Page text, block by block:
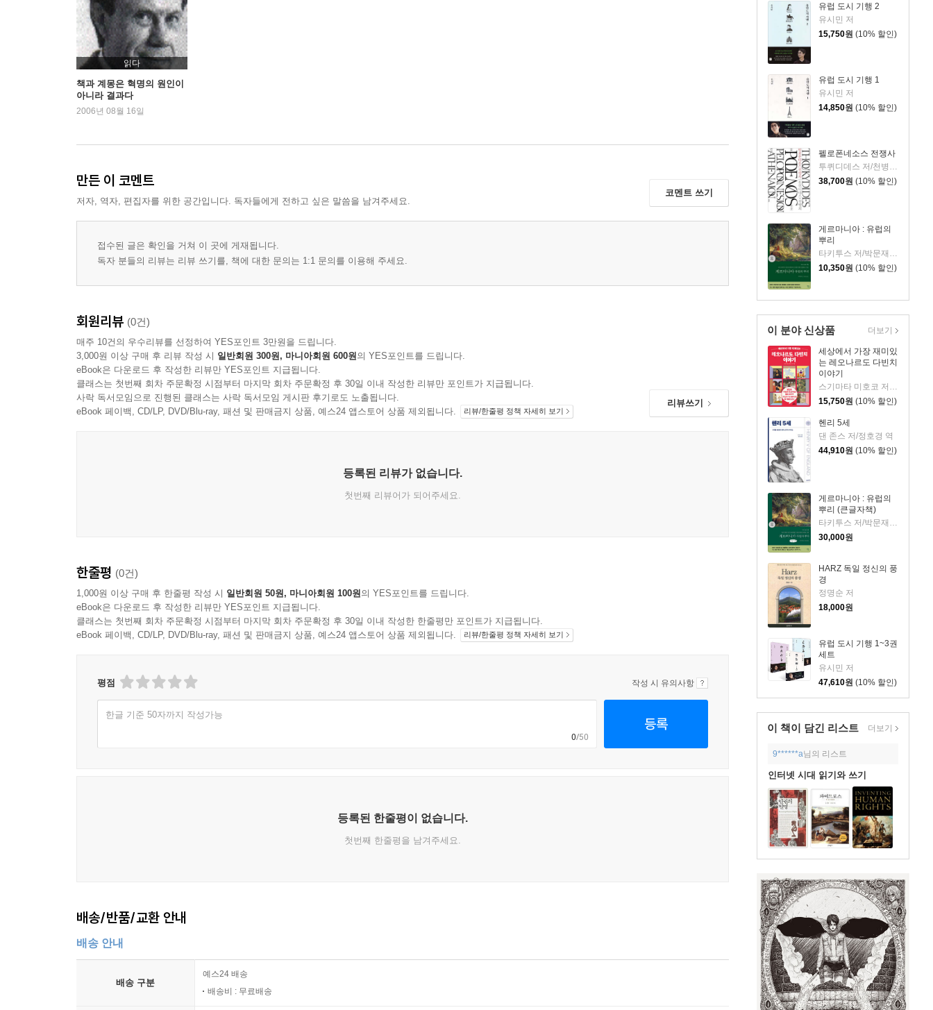
유럽 도시 기행 2
유시민 저
15,750원 (10% 할인)
유럽 도시 기행 1
유시민 저
14,850원 (10% 할인)
펠로폰네소스 전쟁사
투퀴디데스 저/천병희 역
38,700원 (10% 할인)
게르마니아 : 유럽의
뿌리
타키투스 저/박문재 역
10,350원 (10% 할인)
이 분야 신상품
세상에서 가장 재미있
는 레오나르도 다빈치
이야기
15,750원 (10% 할인)
헨리 5세
댄 존스 저/정호경 역
44,910원 (10% 할인)
게르마니아 : 유럽의
뿌리 (큰글자책)
30,000원
HARZ 독일 정신의 풍
경
정명순 저
18,000원
유럽 도시 기행 1~3권
세트
유시민 저
47,610원 (10% 할인)
더보기
이 책이 담긴 리스트 더보기
9******a님의 리스트
인터넷 시대 읽기와 쓰기
읽다
책과 계몽은 혁명의 원인이
아니라 결과다
2006년 08월 16일
만든 이 코멘트
저자, 역자, 편집자를 위한 공간입니다. 독자들에게 전하고 싶은 말씀을 남겨주세요.
코멘트 쓰기
접수된 글은 확인을 거쳐 이 곳에 게재됩니다.
독자 분들의 리뷰는 리뷰 쓰기를, 책에 대한 문의는 1:1 문의를 이용해 주세요.
회원리뷰 (0건)
매주 10건의 우수리뷰를 선정하여 YES포인트 3만원을 드립니다.
3,000원 이상 구매 후 리뷰 작성 시 일반회원 300원, 마니아회원 600원의 YES포인트를 드립니다.
eBook은 다운로드 후 작성한 리뷰만 YES포인트 지급됩니다.
클래스는 첫번째 회차 주문확정 시점부터 마지막 회차 주문확정 후 30일 이내 작성한 리뷰만 포인트가 지급됩니다.
사락 독서모임으로 진행된 클래스는 사락 독서모임 게시판 후기로도 노출됩니다.
eBook 페이백, CD/LP, DVD/Blu-ray, 패션 및 판매금지 상품, 예스24 앱스토어 상품 제외됩니다.
리뷰/한줄평 정책 자세히 보기
리뷰쓰기
등록된 리뷰가 없습니다.
첫번째 리뷰어가 되어주세요.
한줄평 (0건)
1,000원 이상 구매 후 한줄평 작성 시 일반회원 50원, 마니아회원 100원의 YES포인트를 드립니다.
eBook은 다운로드 후 작성한 리뷰만 YES포인트 지급됩니다.
클래스는 첫번째 회차 주문확정 시점부터 마지막 회차 주문확정 후 30일 이내 작성한 한줄평만 포인트가 지급됩니다.
eBook 페이백, CD/LP, DVD/Blu-ray, 패션 및 판매금지 상품, 예스24 앱스토어 상품 제외됩니다.
리뷰/한줄평 정책 자세히 보기
평점 작성 시 유의사항
한글 기준 50자까지 작성가능
0/50
등록
등록된 한줄평이 없습니다.
첫번째 한줄평을 남겨주세요.
배송/반품/교환 안내
배송 안내
배송 구분
예스24 배송
배송비 : 무료배송